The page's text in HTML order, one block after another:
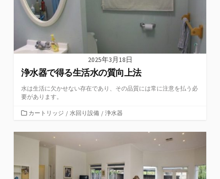
2025年3月18日
浄水器で得る生活水の質向上法
水は生活に欠かせない存在であり、その品質には常に注意を払う必
要があります。
カ
ゴ
カートリッジ / 水回り設備 / 浄水器